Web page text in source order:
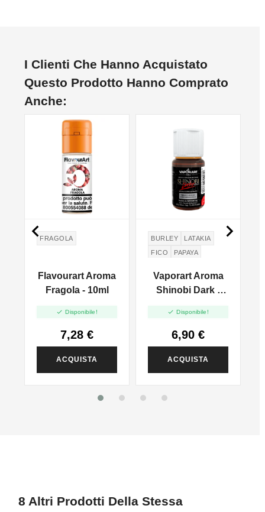
I Clienti Che Hanno Acquistato
Questo Prodotto Hanno Comprato
Anche:
FRAGOLA
Flavourart Aroma
Fragola - 10ml
 Disponibile!
7,28 €
ACQUISTA
BURLEY
LATAKIA
FICO
PAPAYA
Vaporart Aroma
Shinobi Dark -
 Disponibile!
6,90 €
ACQUISTA
 
8 Altri Prodotti Della Stessa